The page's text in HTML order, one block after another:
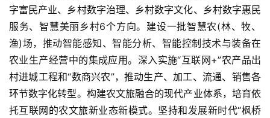
字富民产业、乡村数字治理、乡村数字文化、乡村数字惠民
服务、智慧美丽乡村6个方向。建设一批智慧农(林、牧、
渔)场，推动智能感知、智能分析、智能控制技术与装备在
农业生产经营中的集成应用。深入实施“互联网+”农产品出
村进城工程和“数商兴农”，推动生产、加工、流通、销售各
环节数字化转型。构建农文旅融合的现代产业体系，培育依
托互联网的农文旅新业态新模式。坚持和发展新时代“枫桥